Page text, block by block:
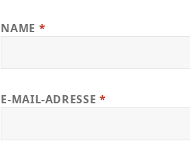
NAME *
E-MAIL-ADRESSE *